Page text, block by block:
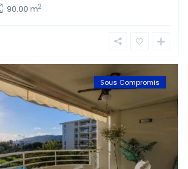
90.00 m2
Sous Compromis